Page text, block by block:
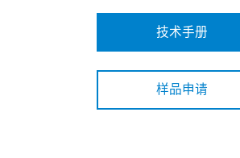
技术手册
样品申请